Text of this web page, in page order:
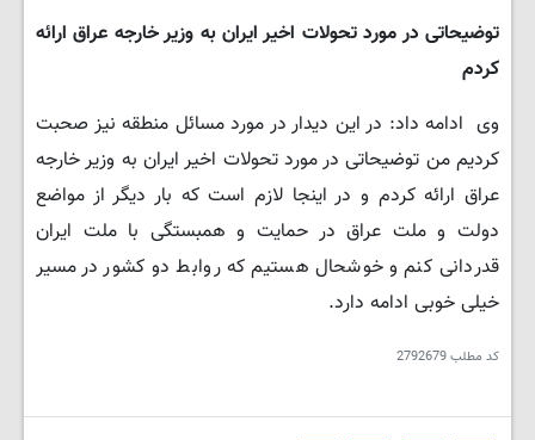
توضیحاتی در مورد تحولات اخیر ایران به وزیر خارجه عراق ارائه
کردم
وی ادامه داد: در این دیدار در مورد مسائل منطقه نیز صحبت
کردیم من توضیحاتی در مورد تحولات اخیر ایران به وزیر خارجه
عراق ارائه کردم و در اینجا لازم است که بار دیگر از مواضع
دولت و ملت عراق در حمایت و همبستگی با ملت ایران
قدردانی کنم و خوشحال هستیم که روابط دو کشور در مسیر
خیلی خوبی ادامه دارد.
کد مطلب2792679